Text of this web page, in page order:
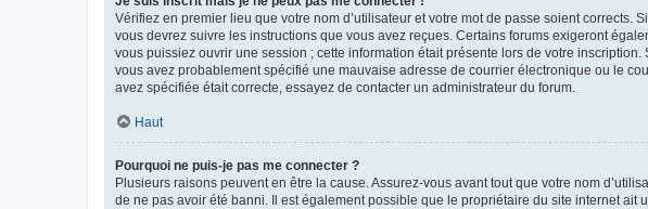
Vérifiez en premier lieu que votre nom d’utilisateur et votre mot de passe soient corrects.
vous devrez suivre les instructions que vous avez reçues. Certains forums exigeront
vous puissiez ouvrir une session ; cette information était présente lors de votre
vous avez probablement spécifié une mauvaise adresse de courrier électronique ou le
avez spécifiée était correcte, essayez de contacter un administrateur du forum.
Haut
Pourquoi ne puis-je pas me connecter ?
Plusieurs raisons peuvent en être la cause. Assurez-vous avant tout que votre nom
de ne pas avoir été banni. Il est également possible que le propriétaire du site internet ait